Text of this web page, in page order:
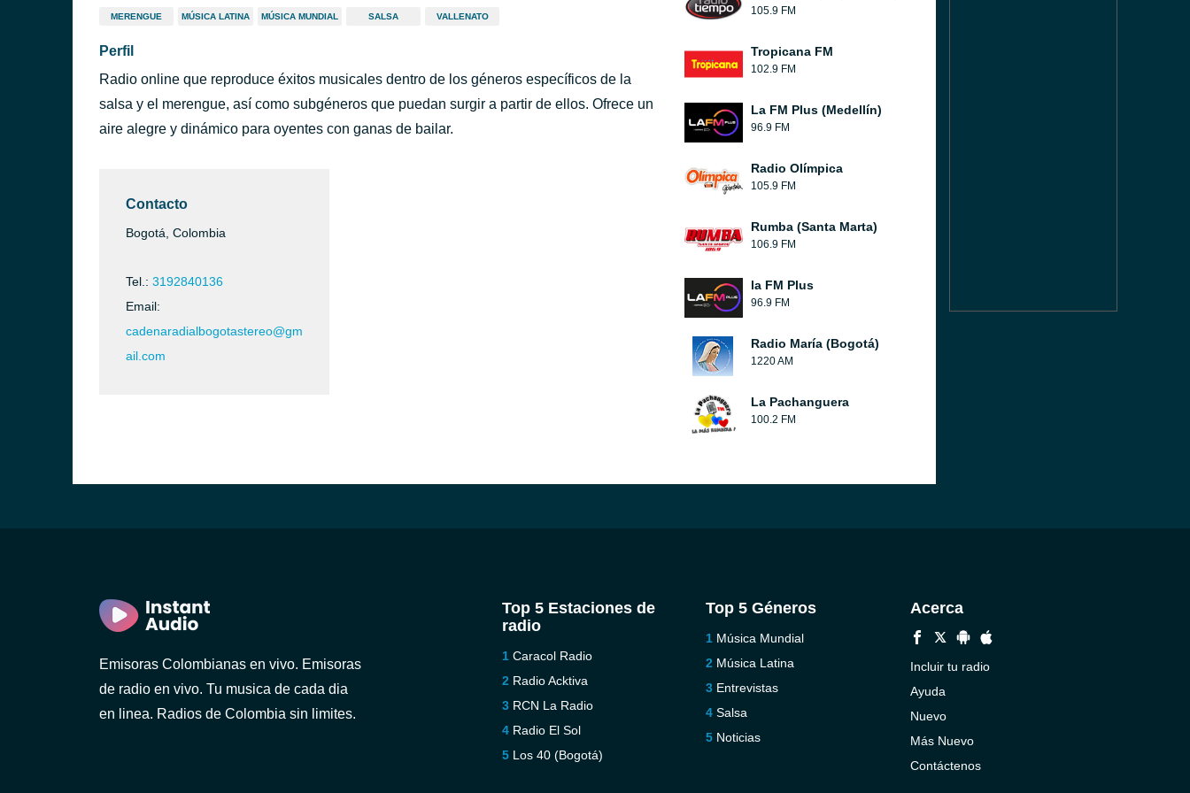
MERENGUE MÚSICA LATINA MÚSICA MUNDIAL SALSA VALLENATO
Perfil
Radio online que reproduce éxitos musicales dentro de los géneros específicos de la
salsa y el merengue, así como subgéneros que puedan surgir a partir de ellos. Ofrece un
aire alegre y dinámico para oyentes con ganas de bailar.
Contacto
Bogotá, Colombia
Tel.: 3192840136
Email:
cadenaradialbogotastereo@gm
ail.com
105.9 FM
Tropicana FM
102.9 FM
La FM Plus (Medellín)
96.9 FM
Radio Olímpica
105.9 FM
Rumba (Santa Marta)
106.9 FM
la FM Plus
96.9 FM
Radio María (Bogotá)
1220 AM
La Pachanguera
100.2 FM
Emisoras Colombianas en vivo. Emisoras
de radio en vivo. Tu musica de cada dia
en linea. Radios de Colombia sin limites.
Top 5 Estaciones de
radio
Caracol Radio
Radio Acktiva
RCN La Radio
Radio El Sol
Los 40 (Bogotá)
Top 5 Géneros
Música Mundial
Música Latina
Entrevistas
Salsa
Noticias
Acerca
Incluir tu radio
Ayuda
Nuevo
Más Nuevo
Contáctenos